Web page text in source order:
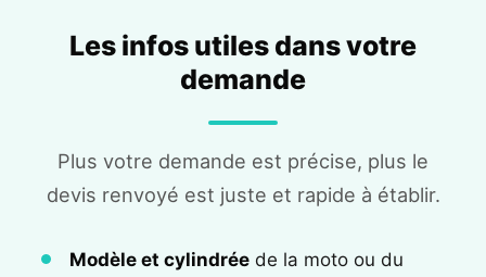
Les infos utiles dans votre
demande
Plus votre demande est précise, plus le
devis renvoyé est juste et rapide à établir.
Modèle et cylindrée de la moto ou du